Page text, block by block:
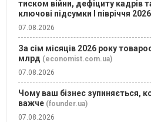
тиском війни, дефіциту кадрів
ключові підсумки І півріччя
07.08.2026
За сім місяців 2026 року
млрд (economist.com.ua)
07.08.2026
Чому ваш бізнес зупиняється,
важче (founder.ua)
07.08.2026